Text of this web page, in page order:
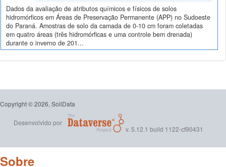
Dados da avaliação de atributos químicos e físicos de solos
hidromórficos em Áreas de Preservação Permanente (APP) no Sudoeste
do Paraná. Amostras de solo da camada de 0-10 cm foram coletadas
em quatro áreas (três hidromórficas e uma controle bem drenada)
durante o inverno de 201...
Copyright © 2026, SoilData
Desenvolvido por
v. 5.12.1 build 1122-cf90431
Sobre